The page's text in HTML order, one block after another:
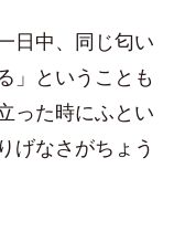
日中、同じ匂い
」ということも
った時にふとい
げなさがちょう